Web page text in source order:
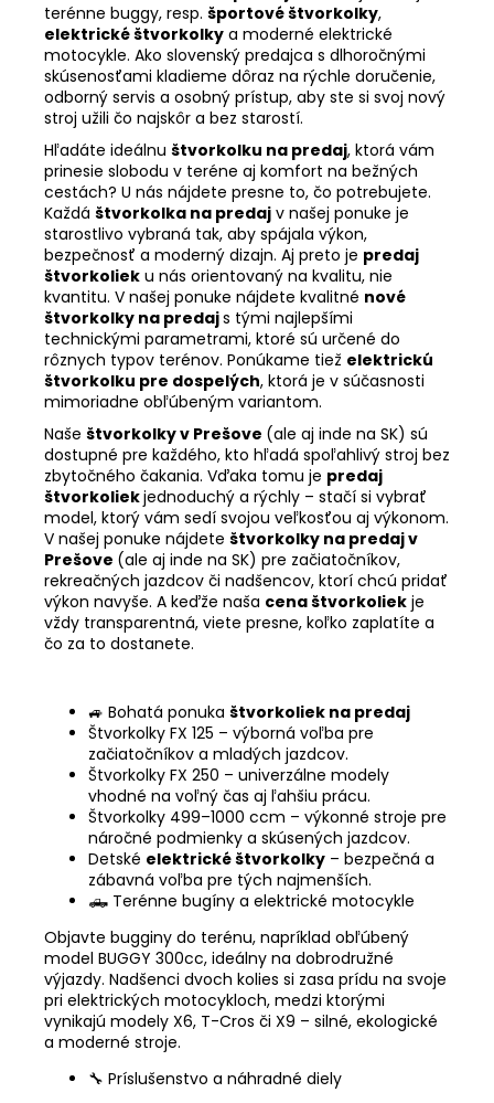
terénne buggy, resp. športové štvorkolky,
elektrické štvorkolky a moderné elektrické
motocykle. Ako slovenský predajca s dlhoročnými
skúsenosťami kladieme dôraz na rýchle doručenie,
odborný servis a osobný prístup, aby ste si svoj nový
stroj užili čo najskôr a bez starostí.
Hľadáte ideálnu štvorkolku na predaj, ktorá vám
prinesie slobodu v teréne aj komfort na bežných
cestách? U nás nájdete presne to, čo potrebujete.
Každá štvorkolka na predaj v našej ponuke je
starostlivo vybraná tak, aby spájala výkon,
bezpečnosť a moderný dizajn. Aj preto je predaj
štvorkoliek u nás orientovaný na kvalitu, nie
kvantitu. V našej ponuke nájdete kvalitné nové
štvorkolky na predajs tými najlepšími
technickými parametrami, ktoré sú určené do
rôznych typov terénov. Ponúkame tiež elektrickú
štvorkolku pre dospelých, ktorá je v súčasnosti
mimoriadne obľúbeným variantom.
Naše štvorkolky v Prešove (ale aj inde na SK) sú
dostupné pre každého, kto hľadá spoľahlivý stroj bez
zbytočného čakania. Vďaka tomu je predaj
štvorkoliekjednoduchý a rýchly – stačí si vybrať
model, ktorý vám sedí svojou veľkosťou aj výkonom.
V našej ponuke nájdete štvorkolky na predaj v
Prešove (ale aj inde na SK) pre začiatočníkov,
rekreačných jazdcov či nadšencov, ktorí chcú pridať
výkon navyše. A keďže naša cena štvorkoliek je
vždy transparentná, viete presne, koľko zaplatíte a
čo za to dostanete.
🚙 Bohatá ponuka štvorkoliek na predaj
Štvorkolky FX 125 – výborná voľba pre
začiatočníkov a mladých jazdcov.
Štvorkolky FX 250 – univerzálne modely
vhodné na voľný čas aj ľahšiu prácu.
Štvorkolky 499–1000 ccm – výkonné stroje pre
náročné podmienky a skúsených jazdcov.
Detské elektrické štvorkolky – bezpečná a
zábavná voľba pre tých najmenších.
🛻 Terénne bugíny a elektrické motocykle
Objavte bugginy do terénu, napríklad obľúbený
model BUGGY 300cc, ideálny na dobrodružné
výjazdy. Nadšenci dvoch kolies si zasa prídu na svoje
pri elektrických motocykloch, medzi ktorými
vynikajú modely X6, T-Cros či X9 – silné, ekologické
a moderné stroje.
🔧 Príslušenstvo a náhradné diely